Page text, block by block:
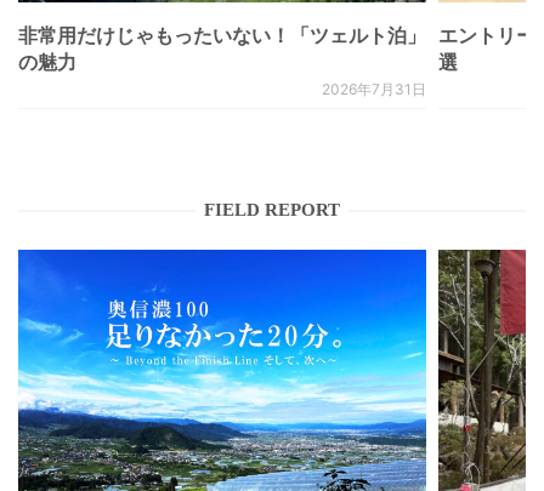
非常用だけじゃもったいない！「ツェルト泊」
の魅力
2026年7月31日
エントリー
選
FIELD REPORT